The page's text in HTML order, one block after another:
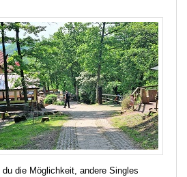
die Möglichkeit, andere Singles